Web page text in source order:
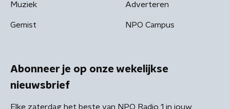
Muziek
Gemist
Adverteren
NPO Campus
Abonneer je op onze wekelijkse
nieuwsbrief
Elke zaterdag het beste van NPO Radio 1 in jouw